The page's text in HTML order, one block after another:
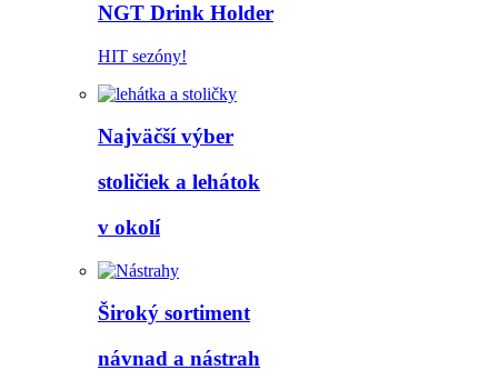
NGT Drink Holder
HIT sezóny!
Najväčší výber
stoličiek a lehátok
v okolí
Široký sortiment
návnad a nástrah